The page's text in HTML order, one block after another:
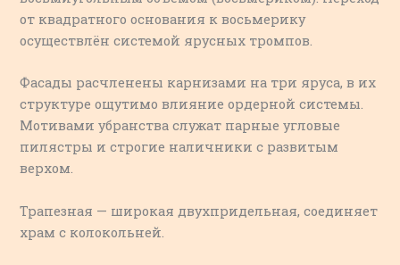
от квадратного основания к восьмерику
осуществлён системой ярусных тромпов.
Фасады расчленены карнизами на три яруса, в их
структуре ощутимо влияние ордерной системы.
Мотивами убранства служат парные угловые
пилястры и строгие наличники с развитым
верхом.
Трапезная — широкая двухпридельная, соединяет
храм с колокольней.